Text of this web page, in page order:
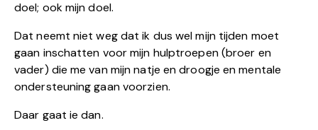
doel; ook mijn doel.
Dat neemt niet weg dat ik dus wel mijn tijden moet
gaan inschatten voor mijn hulptroepen (broer en
vader) die me van mijn natje en droogje en mentale
ondersteuning gaan voorzien.
Daar gaat ie dan.